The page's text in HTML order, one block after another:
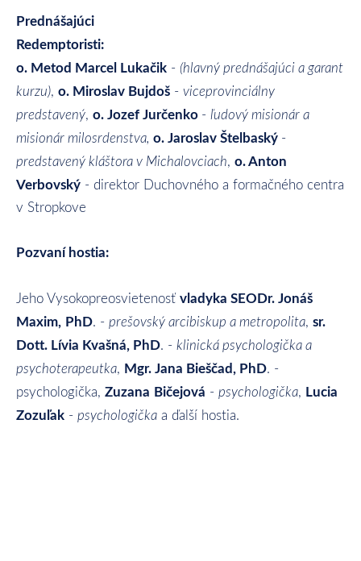
Prednášajúci
Redemptoristi:
o. Metod Marcel Lukačik - (hlavný prednášajúci a garant
kurzu), o. Miroslav Bujdoš - viceprovinciálny
predstavený, o. Jozef Jurčenko - ľudový misionár a
misionár milosrdenstva, o. Jaroslav Štelbaský -
predstavený kláštora v Michalovciach, o. Anton
Verbovský - direktor Duchovného a formačného centra
v Stropkove
Pozvaní hostia:
Jeho Vysokopreosvietenosťvladyka SEODr. Jonáš
Maxim, PhD. - prešovský arcibiskup a metropolita, sr.
Dott. Lívia Kvašná, PhD. - klinická psychologička a
psychoterapeutka, Mgr. Jana Bieščad, PhD. -
psychologička, Zuzana Bičejová - psychologička, Lucia
Zozuľak - psychologička a ďalší hostia.